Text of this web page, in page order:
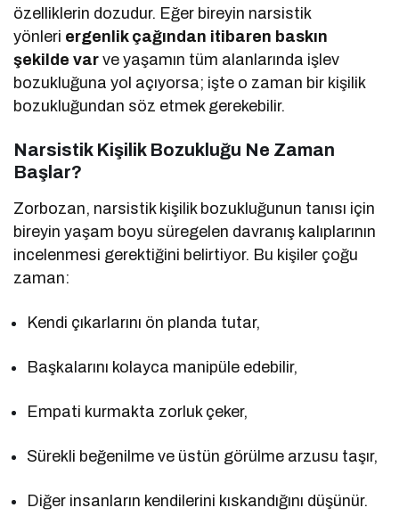
özelliklerin dozudur. Eğer bireyin narsistik
yönleri ergenlik çağından itibaren baskın
şekilde var ve yaşamın tüm alanlarında işlev
bozukluğuna yol açıyorsa; işte o zaman bir kişilik
bozukluğundan söz etmek gerekebilir.
Narsistik Kişilik Bozukluğu Ne Zaman
Başlar?
Zorbozan, narsistik kişilik bozukluğunun tanısı için
bireyin yaşam boyu süregelen davranış kalıplarının
incelenmesi gerektiğini belirtiyor. Bu kişiler çoğu
zaman:
Kendi çıkarlarını ön planda tutar,
Başkalarını kolayca manipüle edebilir,
Empati kurmakta zorluk çeker,
Sürekli beğenilme ve üstün görülme arzusu taşır,
Diğer insanların kendilerini kıskandığını düşünür.